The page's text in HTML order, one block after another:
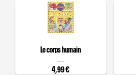
Le corps humain
4,99 €